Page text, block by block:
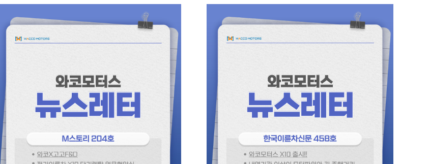
협약은 이륜차 교통사고 예방과 배달업 종사자의 교통
불안 해소를 목표로 하고 있다. 협약에 참여한 기관과
기업들은 이륜차 산업 전반에 걸쳐 교통안전 교육을
활성화하고, 준법 주행 문화를 확산시키기 위해 공동으..